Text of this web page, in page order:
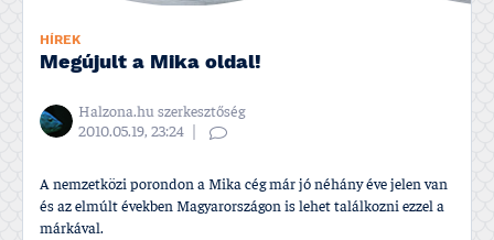
HÍREK
Megújult a Mika oldal!
Halzona.hu szerkesztőség
2010.05.19, 23:24
A nemzetközi porondon a Mika cég már jó néhány éve jelen van
és az elmúlt években Magyarországon is lehet találkozni ezzel a
márkával.